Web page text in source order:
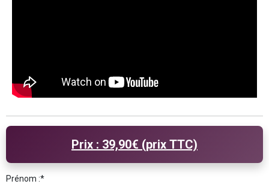
Prix : 39,90€ (prix TTC)
Prénom :*